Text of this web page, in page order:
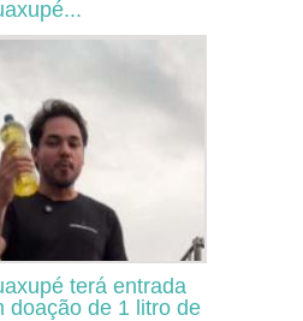
terá entrada
doação de 1 litro de